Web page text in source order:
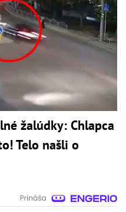
žalúdky: Chlapca
Telo našli o